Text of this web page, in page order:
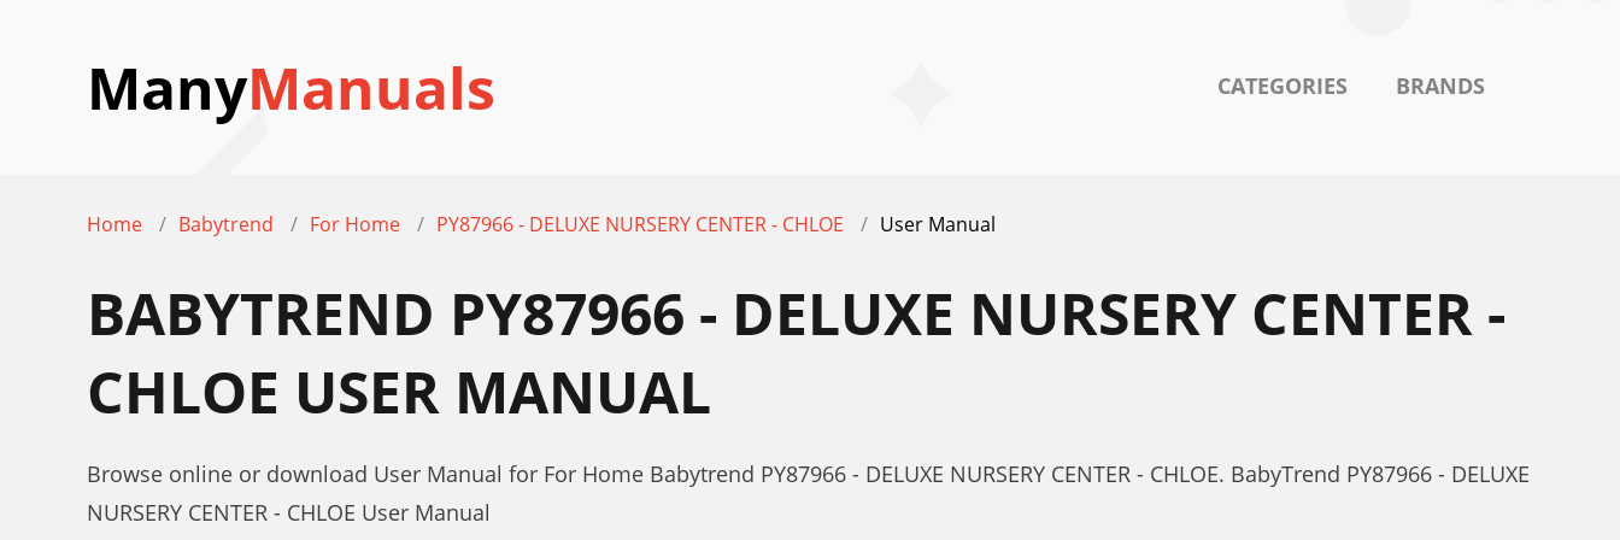
ManyManuals CATEGORIES BRANDS
Home Babytrend For Home PY87966 - DELUXE NURSERY CENTER - CHLOE User Manual
BABYTREND PY87966 - DELUXE NURSERY CENTER -
CHLOE USER MANUAL
Browse online or download User Manual for For Home Babytrend PY87966 - DELUXE NURSERY CENTER - CHLOE. BabyTrend PY87966 - DELUXE
NURSERY CENTER - CHLOE User Manual